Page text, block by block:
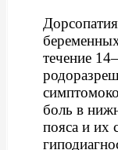
течение
боль в
пояса и их